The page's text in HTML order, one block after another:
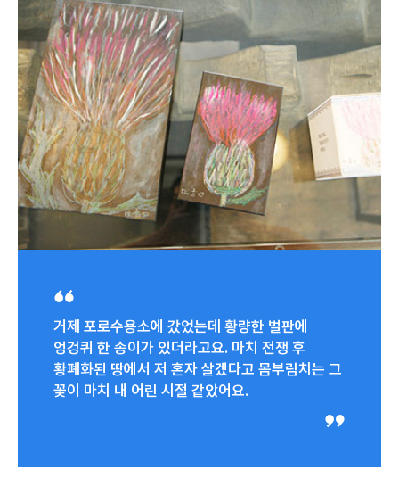
거제 포로수용소에 갔었는데 황량한 벌판에
엉겅퀴 한 송이가 있더라고요. 마치 전쟁 후
황폐화된 땅에서 저 혼자 살겠다고 몸부림치는 그
꽃이 마치 내 어린 시절 같았어요.